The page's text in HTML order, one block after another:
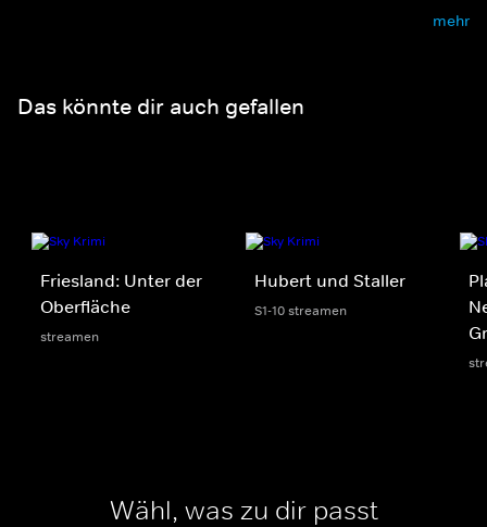
mehr
Das könnte dir auch gefallen
Friesland: Unter der
Oberfläche
streamen
Hubert und Staller
S1-10 streamen
Wähl, was zu dir passt